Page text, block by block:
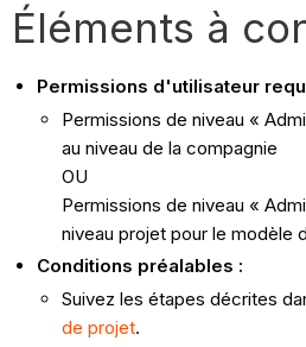
Éléments à
Permissions d'utilisateur
Permissions de niveau «
au niveau de la compagnie
OU
Permissions de niveau «
niveau projet pour le modèle
Conditions préalables :
Suivez les étapes décrites
de projet.